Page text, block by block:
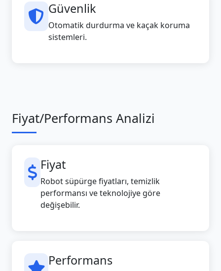
Güvenlik
Otomatik durdurma ve kaçak koruma
sistemleri.
Fiyat/Performans Analizi
Fiyat
Robot süpürge fiyatları, temizlik
performansı ve teknolojiye göre
değişebilir.
Performans